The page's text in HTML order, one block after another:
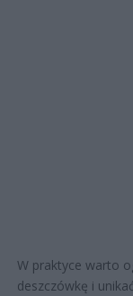
W praktyce warto
deszczówkę i